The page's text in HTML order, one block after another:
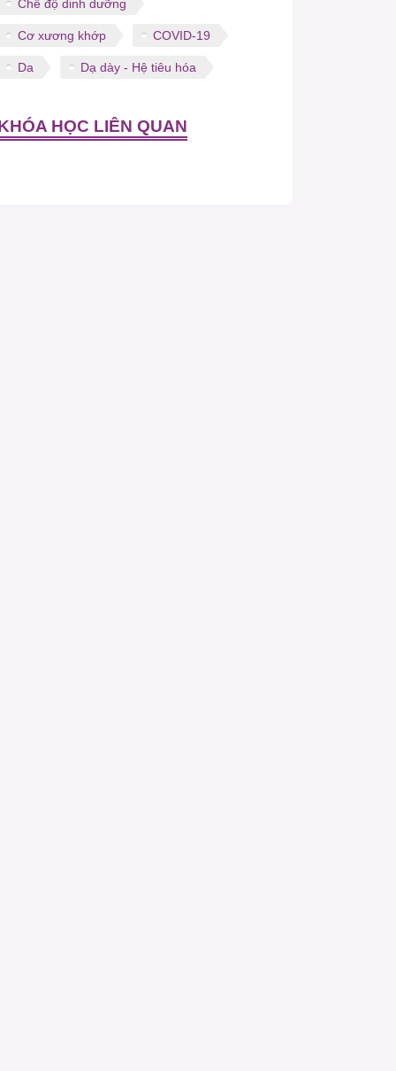
Chế độ dinh dưỡng
Cơ xương khớp COVID-19
Da Dạ dày - Hệ tiêu hóa
HỌC LIÊN QUAN